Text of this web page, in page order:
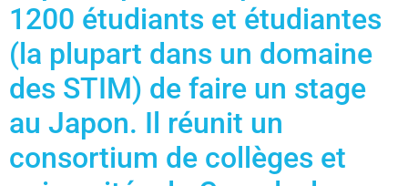
1200 étudiants et étudiantes
(la plupart dans un domaine
des STIM) de faire un stage
au Japon. Il réunit un
consortium de collèges et